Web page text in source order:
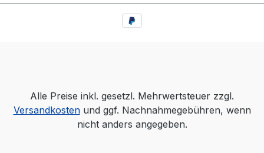
Alle Preise inkl. gesetzl. Mehrwertsteuer zzgl.
Versandkostenund ggf. Nachnahmegebühren, wenn
nicht anders angegeben.